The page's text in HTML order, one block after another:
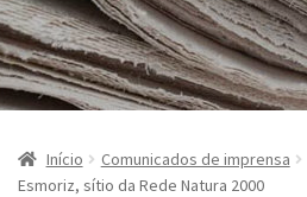
Início Comunicados de imprensa
Esmoriz, sítio da Rede Natura 2000